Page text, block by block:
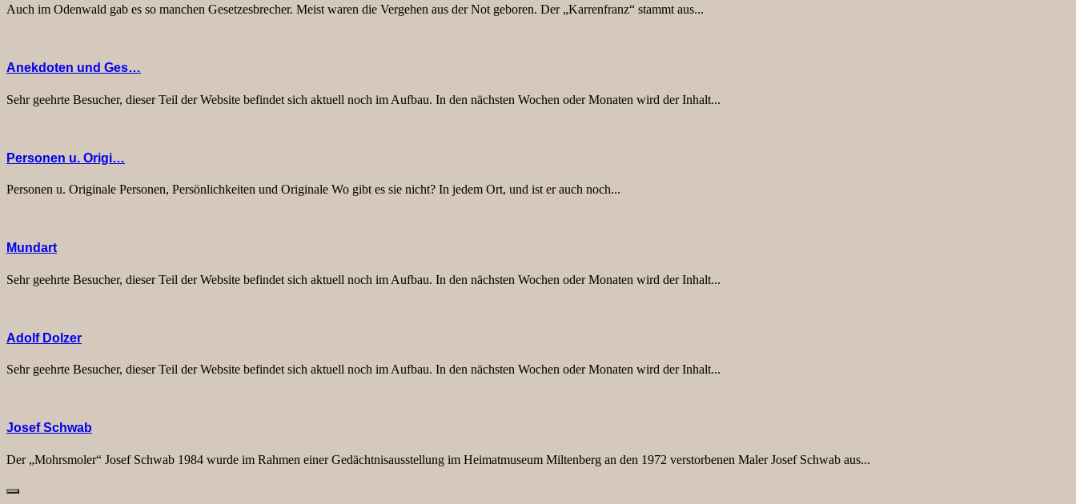
Auch im Odenwald gab es so manchen Gesetzesbrecher. Meist waren die Vergehen aus der Not geboren. Der „Karrenfranz“ stammt aus...
Anekdoten und Ges…
Sehr geehrte Besucher, dieser Teil der Website befindet sich aktuell noch im Aufbau. In den nächsten Wochen oder Monaten wird der Inhalt...
Personen u. Origi…
Personen u. Originale Personen, Persönlichkeiten und Originale Wo gibt es sie nicht? In jedem Ort, und ist er auch noch...
Mundart
Sehr geehrte Besucher, dieser Teil der Website befindet sich aktuell noch im Aufbau. In den nächsten Wochen oder Monaten wird der Inhalt...
Adolf Dolzer
Sehr geehrte Besucher, dieser Teil der Website befindet sich aktuell noch im Aufbau. In den nächsten Wochen oder Monaten wird der Inhalt...
Josef Schwab
Der „Mohrsmoler“ Josef Schwab 1984 wurde im Rahmen einer Gedächtnisausstellung im Heimatmuseum Miltenberg an den 1972 verstorbenen Maler Josef Schwab aus...